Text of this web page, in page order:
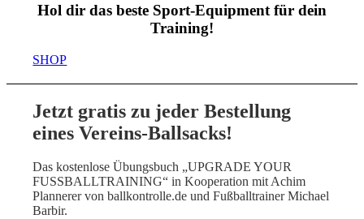
Hol dir das beste Sport-Equipment für dein
Training!
SHOP
Jetzt gratis zu jeder Bestellung
eines Vereins-Ballsacks!
Das kostenlose Übungsbuch „UPGRADE YOUR
FUSSBALLTRAINING“ in Kooperation mit Achim
Plannerer von ballkontrolle.de und Fußballtrainer Michael
Barbir.